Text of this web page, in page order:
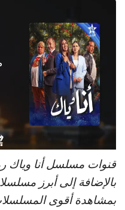
بمشاهدة أقوى